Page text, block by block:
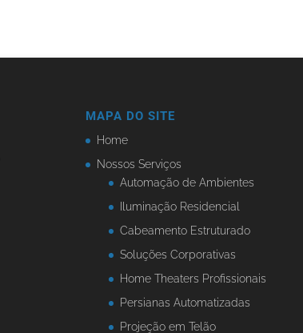
MAPA DO SITE
Home
Nossos Serviços
Automação de Ambientes
Iluminação Residencial
Cabeamento Estruturado
Soluções Corporativas
Home Theaters Profissionais
Persianas Automatizadas
Projeção em Telão